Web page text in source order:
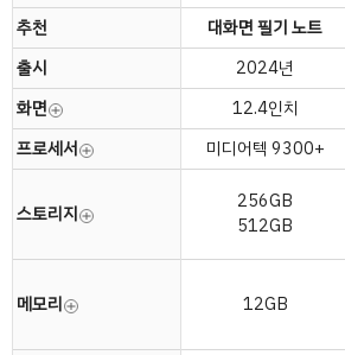
추천 대화면 필기 노트
출시
2024년
화면
12.4인치
프로세서
미디어텍 9300+
스토리지
256GB
512GB
메모리 12GB